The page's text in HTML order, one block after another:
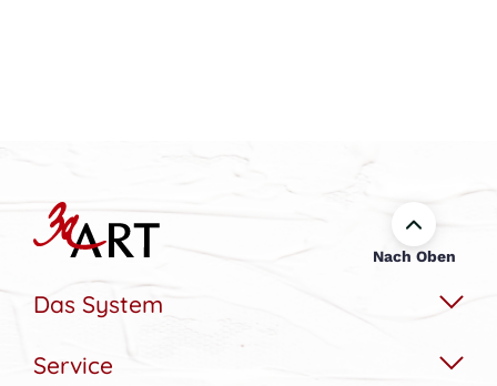
Nach Oben
Das System
Das Wechselbildsystem
Service